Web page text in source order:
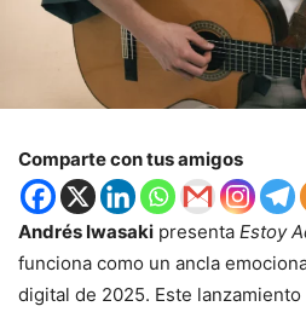
Comparte con tus amigos
Andrés Iwasaki presenta Estoy
funciona como un ancla
digital de 2025. Este